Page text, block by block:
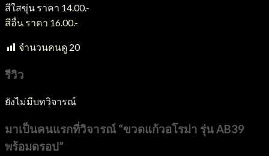
สีใสขุ่น ราคา 14.00.-
สีอื่น ราคา 16.00.-
จำนวนคนดู 20
รีวิว
ยังไม่มีบทวิจารณ์
มาเป็นคนแรกที่วิจารณ์ “ขวดแก้วอโรม่า รุ่น AB39
พร้อมดรอป”